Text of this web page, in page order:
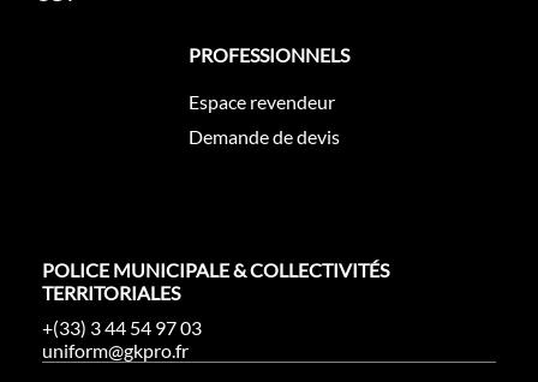
PROFESSIONNELS
Espace revendeur
Demande de devis
POLICE MUNICIPALE & COLLECTIVITÉS
TERRITORIALES
+(33) 3 44 54 97 03
uniform@gkpro.fr